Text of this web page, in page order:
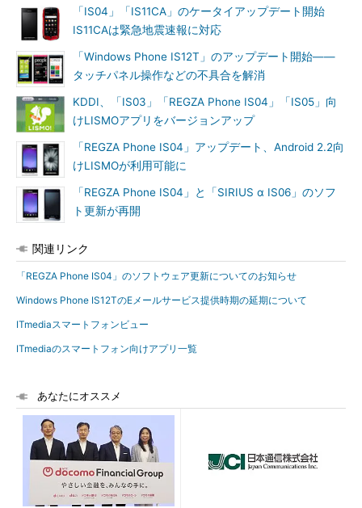
「IS04」「IS11CA」のケータイアップデート開始
IS11CAは緊急地震速報に対応
「Windows Phone IS12T」のアップデート開始――
タッチパネル操作などの不具合を解消
KDDI、「IS03」「REGZA Phone IS04」「IS05」向
けLISMOアプリをバージョンアップ
「REGZA Phone IS04」アップデート、Android 2.2向
けLISMOが利用可能に
「REGZA Phone IS04」と「SIRIUS α IS06」のソフ
ト更新が再開
関連リンク
「REGZA Phone IS04」のソフトウェア更新についてのお知らせ
Windows Phone IS12TのEメールサービス提供時期の延期について
ITmediaスマートフォンビュー
ITmediaのスマートフォン向けアプリ一覧
あなたにオススメ